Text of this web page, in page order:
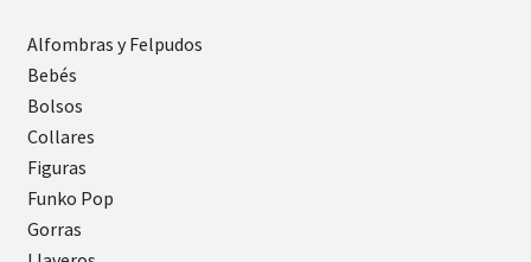
Alfombras y Felpudos
Bebés
Bolsos
Collares
Figuras
Funko Pop
Gorras